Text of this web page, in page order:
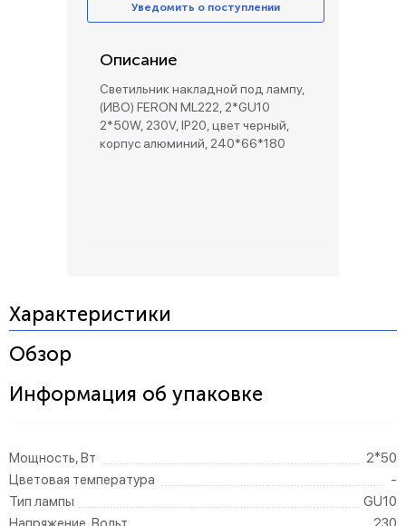
Уведомить о поступлении
Описание
Светильник накладной под лампу,
(ИВО) FERON ML222, 2*GU10
2*50W, 230V, IP20, цвет черный,
корпус алюминий, 240*66*180
Характеристики
Обзор
Информация об упаковке
Мощность, Вт
2*50
Цветовая температура
-
Тип лампы
GU10